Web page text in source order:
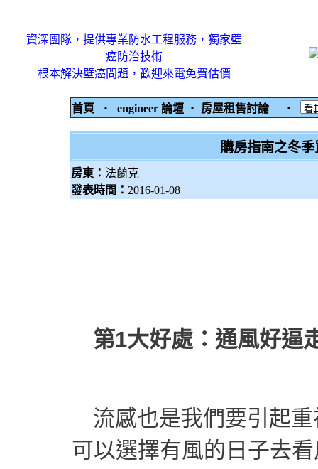
資深團隊，提供專業防水工程服務，獨家壁
癌防治技術
根本解決壁癌問題，歡迎來電免費估價
首頁 ‧ engineer 論壇 ‧ 房屋租售討論 ‧
購房指南之冬
房東： 法蘭克
發表時間： 2016-01-08
第1大好處：通風好逼
流感也是我們要引起
可以選擇有風的日子去